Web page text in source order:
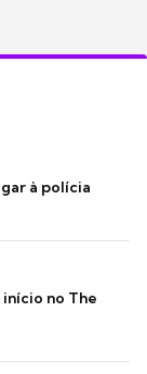
à polícia
no The